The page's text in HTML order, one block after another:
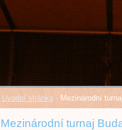
Úvodní stránka - Mezinárodní
Mezinárodní turnaj